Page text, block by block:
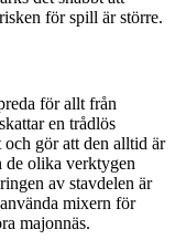
för spill är större.
för allt från
en trådlös
och gör att den alltid är
de olika verktygen
av stavdelen är
mixern för
majonnäs.